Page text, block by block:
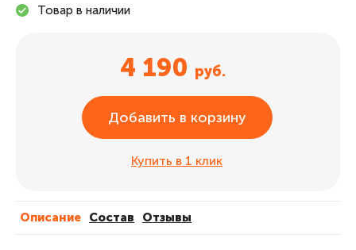
Товар в наличии
4 190 руб.
Добавить в корзину
Купить в 1 клик
Описание Cостав Отзывы